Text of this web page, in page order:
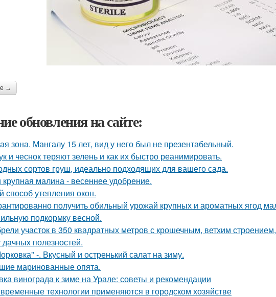
→
обновления на сайте:
зона. Мангалу 15 лет, вид у него был не презентабельный.
и чеснок теряют зелень и как их быстро реанимировать.
сортов груш, идеально подходящих для вашего сада.
крупная малина - весеннее удобрение.
утепления окон.
получить обильный урожай крупных и ароматных ягод
подкормку весной.
участок в 350 квадратных метров с крошечным, ветхим
дачных полезностей.
-. Вкусный и остренький салат на зиму.
маринованные опята.
винограда к зиме на Урале: советы и рекомендации
технологии применяются в городском хозяйстве